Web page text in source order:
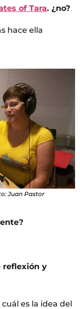
of Tara. ¿no?
hace ella
Juan Pastor
reflexión y
es la idea del